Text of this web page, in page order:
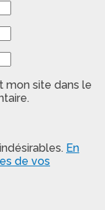
mon site dans le
En
de vos